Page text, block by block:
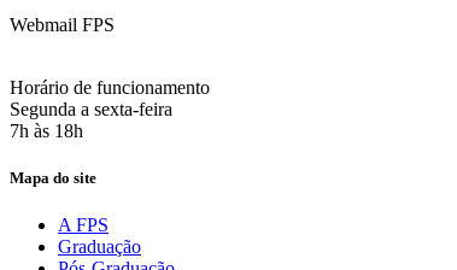
Webmail FPS
Horário de funcionamento
Segunda a sexta-feira
7h às 18h
Mapa do site
A FPS
Graduação